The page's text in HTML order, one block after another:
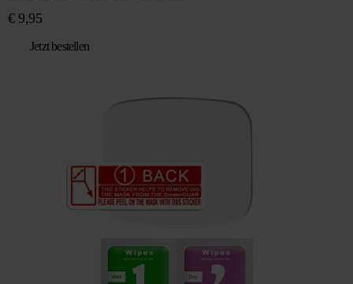
€9,95
Jetzt bestellen